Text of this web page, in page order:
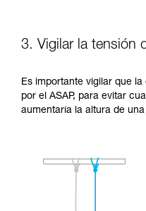
3. Vigilar la tensión
Es importante vigilar que
por el ASAP, para evitar
aumentaría la altura de